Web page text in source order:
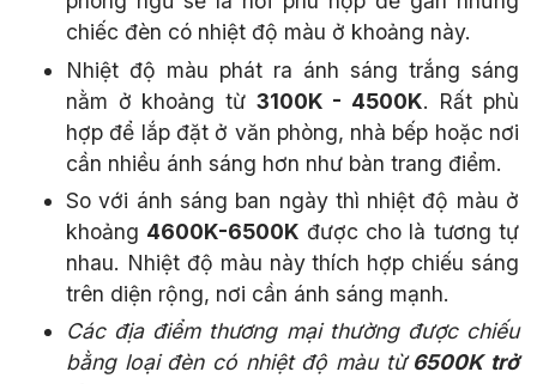
chiếc đèn có nhiệt độ màu ở khoảng này.
Nhiệt độ màu phát ra ánh sáng trắng sáng
nằm ở khoảng từ 3100K - 4500K. Rất phù
hợp để lắp đặt ở văn phòng, nhà bếp hoặc nơi
cần nhiều ánh sáng hơn như bàn trang điểm.
So với ánh sáng ban ngày thì nhiệt độ màu ở
khoảng 4600K-6500K được cho là tương tự
nhau. Nhiệt độ màu này thích hợp chiếu sáng
trên diện rộng, nơi cần ánh sáng mạnh.
Các địa điểm thương mại thường được chiếu
bằng loại đèn có nhiệt độ màu từ6500K trở